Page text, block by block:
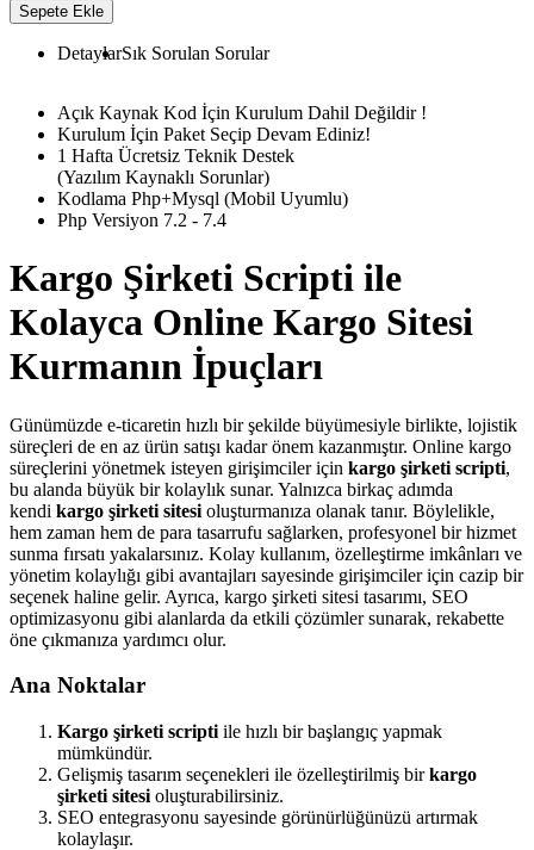
Sepete Ekle
DetaylarSık Sorulan Sorular
Açık Kaynak Kod İçin Kurulum Dahil Değildir !
Kurulum İçin Paket Seçip Devam Ediniz!
1 Hafta Ücretsiz Teknik Destek
(Yazılım Kaynaklı Sorunlar)
Kodlama Php+Mysql (Mobil Uyumlu)
Php Versiyon 7.2 - 7.4
Kargo Şirketi Scripti ile
Kolayca Online Kargo Sitesi
Kurmanın İpuçları
Günümüzde e-ticaretin hızlı bir şekilde büyümesiyle birlikte, lojistik
süreçleri de en az ürün satışı kadar önem kazanmıştır. Online kargo
süreçlerini yönetmek isteyen girişimciler için kargo şirketi scripti,
bu alanda büyük bir kolaylık sunar. Yalnızca birkaç adımda
kendi kargo şirketi sitesi oluşturmanıza olanak tanır. Böylelikle,
hem zaman hem de para tasarrufu sağlarken, profesyonel bir hizmet
sunma fırsatı yakalarsınız. Kolay kullanım, özelleştirme imkânları ve
yönetim kolaylığı gibi avantajları sayesinde girişimciler için cazip bir
seçenek haline gelir. Ayrıca, kargo şirketi sitesi tasarımı, SEO
optimizasyonu gibi alanlarda da etkili çözümler sunarak, rekabette
öne çıkmanıza yardımcı olur.
Ana Noktalar
Kargo şirketi scripti ile hızlı bir başlangıç yapmak
mümkündür.
Gelişmiş tasarım seçenekleri ile özelleştirilmiş birkargo
şirketi sitesi oluşturabilirsiniz.
SEO entegrasyonu sayesinde görünürlüğünüzü artırmak
kolaylaşır.